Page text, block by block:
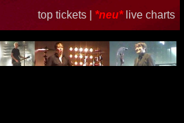
top tickets | *neu* live charts